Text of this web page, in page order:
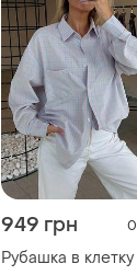
949 грн 0
Рубашка в клетку